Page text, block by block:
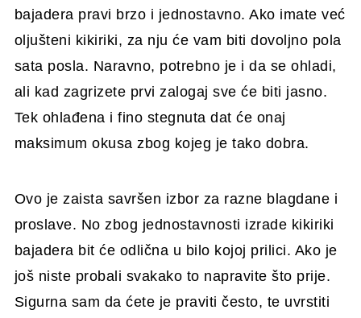
bajadera pravi brzo i jednostavno. Ako imate već
oljušteni kikiriki, za nju će vam biti dovoljno pola
sata posla. Naravno, potrebno je i da se ohladi,
ali kad zagrizete prvi zalogaj sve će biti jasno.
Tek ohlađena i fino stegnuta dat će onaj
maksimum okusa zbog kojeg je tako dobra.
Ovo je zaista savršen izbor za razne blagdane i
proslave. No zbog jednostavnosti izrade kikiriki
bajadera bit će odlična u bilo kojoj prilici. Ako je
još niste probali svakako to napravite što prije.
Sigurna sam da ćete je praviti često, te uvrstiti